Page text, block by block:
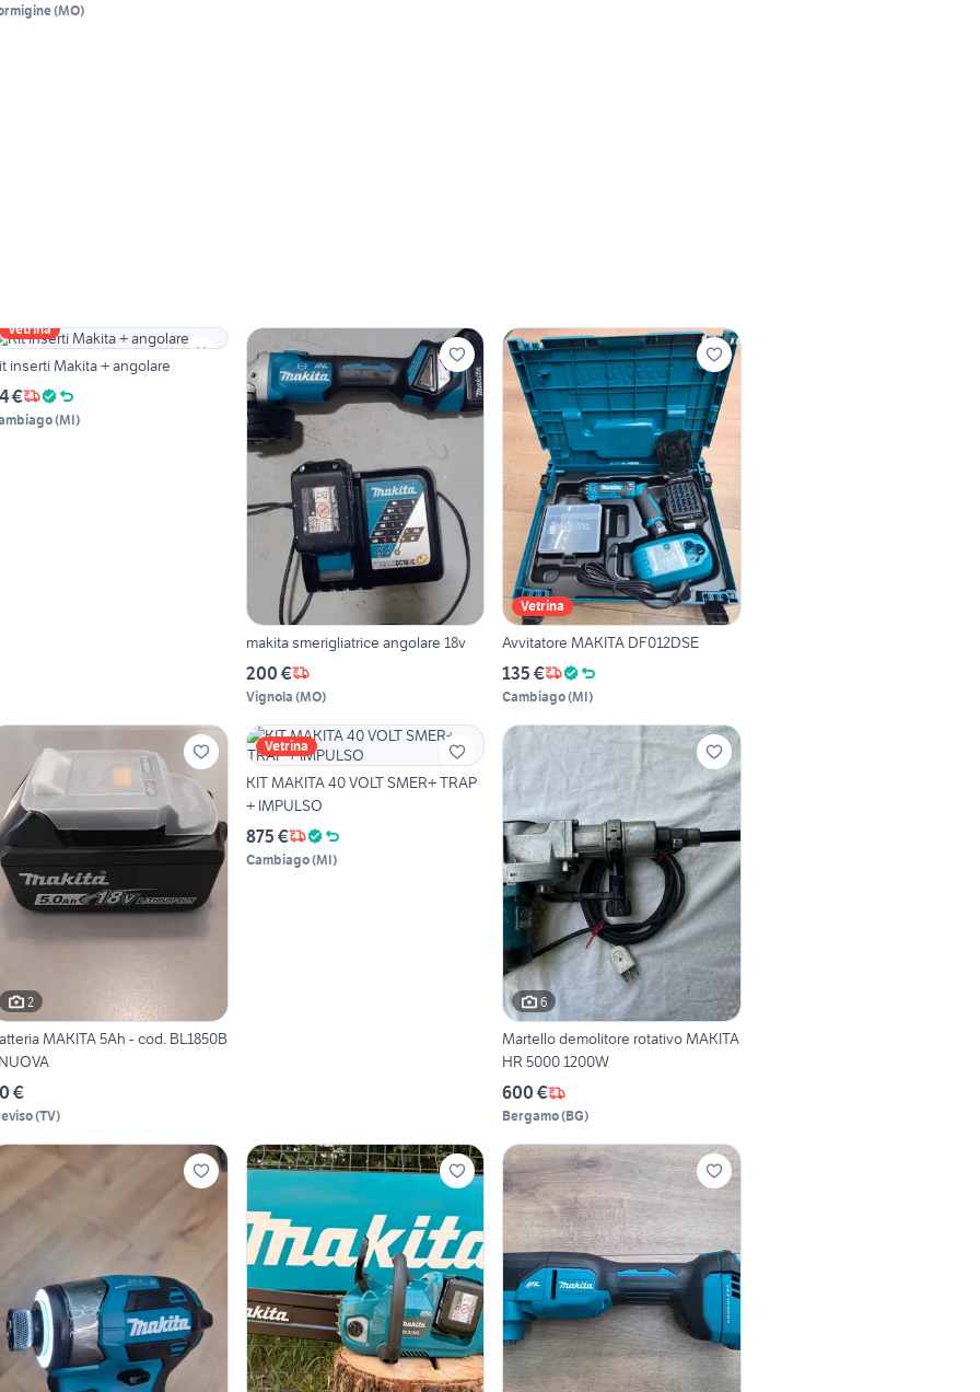
(MO)
Vetrina
inserti Makita + angolare
€
(MI)
makita smerigliatrice angolare 18v
200 €
Vignola (MO)
Vetrina
Avvitatore MAKITA DF012DSE
135 €
Cambiago(MI)
2
MAKITA 5Ah - cod. BL1850B
€
(TV)
Vetrina
KIT MAKITA 40 VOLT SMER+ TRAP
+ IMPULSO
875 €
Cambiago(MI)
6
Martello demolitore rotativo MAKITA
HR 5000 1200W
600 €
Bergamo(BG)